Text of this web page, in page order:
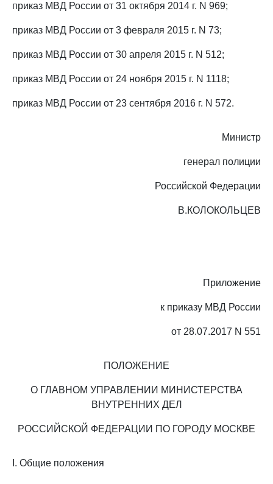
приказ МВД России от 31 октября 2014 г. N 969;
приказ МВД России от 3 февраля 2015 г. N 73;
приказ МВД России от 30 апреля 2015 г. N 512;
приказ МВД России от 24 ноября 2015 г. N 1118;
приказ МВД России от 23 сентября 2016 г. N 572.
Министр
генерал полиции
Российской Федерации
В.КОЛОКОЛЬЦЕВ
Приложение
к приказу МВД России
от 28.07.2017 N 551
ПОЛОЖЕНИЕ
О ГЛАВНОМ УПРАВЛЕНИИ МИНИСТЕРСТВА
ВНУТРЕННИХ ДЕЛ
РОССИЙСКОЙ ФЕДЕРАЦИИ ПО ГОРОДУ МОСКВЕ
I. Общие положения